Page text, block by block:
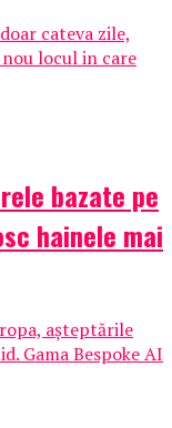
cateva zile,
locul in care
bazate pe
hainele mai
așteptările
Gama Bespoke AI